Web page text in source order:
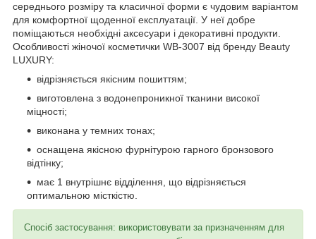
середнього розміру та класичної форми є чудовим варіантом
для комфортної щоденної експлуатації. У неї добре
поміщаються необхідні аксесуари і декоративні продукти.
Особливості жіночої косметички WB-3007 від бренду Beauty
LUXURY:
відрізняється якісним пошиттям;
виготовлена з водонепроникної тканини високої
міцності;
виконана у темних тонах;
оснащена якісною фурнітурою гарного бронзового
відтінку;
має 1 внутрішнє відділення, що відрізняється
оптимальною місткістю.
Спосіб застосування: використовувати за призначенням для